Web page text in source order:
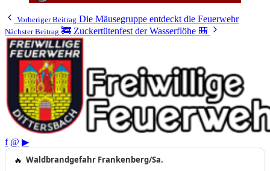
Vorheriger Beitrag Die Mäusegruppe entdeckt die Feuerwehr
Nächster Beitrag 🚒 Zuckertütenfest der Wasserflöhe 🎒
f @ ▶
🔥 Waldbrandgefahr Frankenberg/Sa.